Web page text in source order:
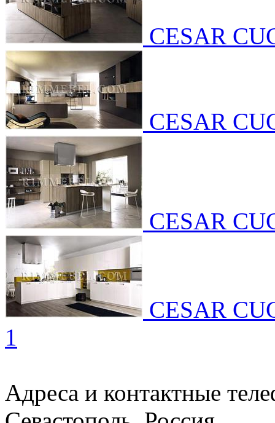
CESAR
CESAR
CESAR
CESAR
1
Адреса и контактные